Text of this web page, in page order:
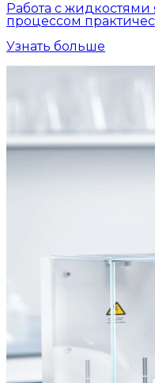
Работа с
процессом
Узнать больше